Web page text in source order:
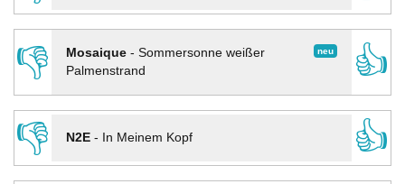
👎
neu
Mosaique- Sommersonne weißer
Palmenstrand
👍
👎
N2E- In Meinem Kopf
👍